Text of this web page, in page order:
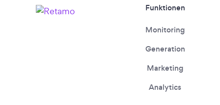
Funktionen
Monitoring
Generation
Marketing
Analytics